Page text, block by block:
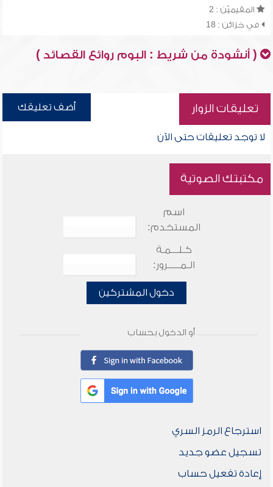
المقيميّن : 2
في خزائن : 18
( أنشودة من شريط : البوم روائع القصائد )
تعليقات الزوار أضف تعليقك
لا توجد تعليقات حتى الآن
مكتبتك الصوتية
اسم
المستخدم:
كـلـــمـة
الـمـــــرور:
دخول المشتركين
أو الدخول بحساب
استرجاع الرمز السري
تسجيل عضو جديد
إعادة تفعيل حساب